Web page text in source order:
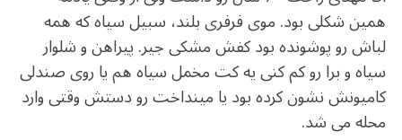
همین شکلی بود. موی فرفری بلند، سبیل سیاه که همه
لباش رو پوشونده بود کفش مشکی جیر. پیراهن و شلوار
سیاه و برا رو کم کنی یه کت مخمل سیاه هم یا روی صندلی
کامیونش نشون کرده بود یا مینداخت رو دستش وقتی وارد
محله می شد.